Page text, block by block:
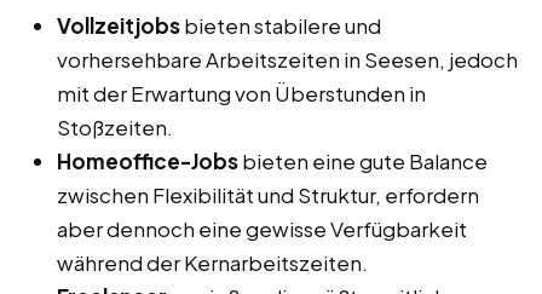
Vollzeitjobsbieten stabilere und
vorhersehbare Arbeitszeiten in Seesen, jedoch
mit der Erwartung von Überstunden in
Stoßzeiten.
Homeoffice-Jobsbieten eine gute Balance
zwischen Flexibilität und Struktur, erfordern
aber dennoch eine gewisse Verfügbarkeit
während der Kernarbeitszeiten.